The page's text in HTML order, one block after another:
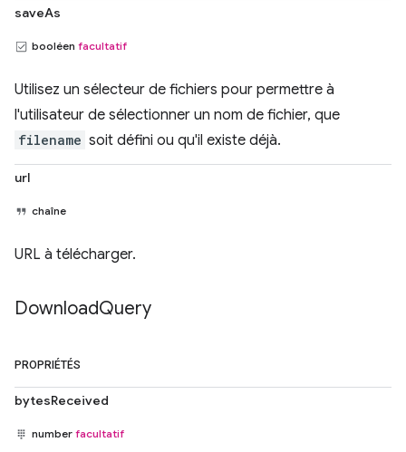
saveAs
booléen facultatif
Utilisez un sélecteur de fichiers pour permettre à
l'utilisateur de sélectionner un nom de fichier, que
filename soit défini ou qu'il existe déjà.
url
chaîne
URL à télécharger.
DownloadQuery
PROPRIÉTÉS
bytesReceived
number facultatif